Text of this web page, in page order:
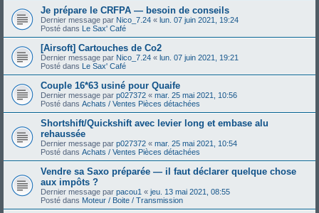
Je prépare le CRFPA — besoin de conseils
Dernier message par Nico_7.24 « lun. 07 juin 2021, 19:24
Posté dans Le Sax' Café
[Airsoft] Cartouches de Co2
Dernier message par Nico_7.24 « lun. 07 juin 2021, 19:21
Posté dans Le Sax' Café
Couple 16*63 usiné pour Quaife
Dernier message par p027372 « mar. 25 mai 2021, 10:56
Posté dans Achats / Ventes Pièces détachées
Shortshift/Quickshift avec levier long et embase alu
rehaussée
Dernier message par p027372 « mar. 25 mai 2021, 10:54
Posté dans Achats / Ventes Pièces détachées
Vendre sa Saxo préparée — il faut déclarer quelque chose
aux impôts ?
Dernier message par pacou1 « jeu. 13 mai 2021, 08:55
Posté dans Moteur / Boite / Transmission